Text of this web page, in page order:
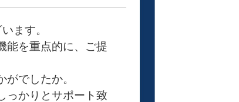
ます。
能を重点的に、ご提
でしたか。
っかりとサポート致